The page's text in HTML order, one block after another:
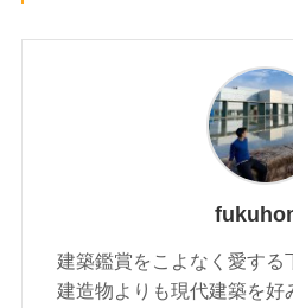
建築鑑賞をこよなく愛する
建造物よりも現代建築を好